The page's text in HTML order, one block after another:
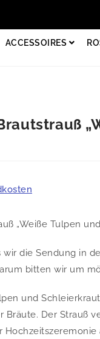
ACCESSOIRES
„Weiße Tulpen
die Sendung in
bitten wir um
und
Bräute. Der Strauß